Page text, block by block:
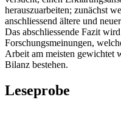
herauszuarbeiten; zunächst
anschliessend ältere und
Das abschliessende Fazit
Forschungsmeinungen,
Arbeit am meisten gewichtet
Bilanz bestehen.
Leseprobe